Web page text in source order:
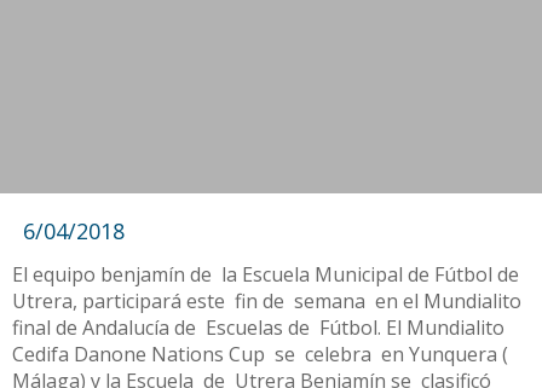
6/04/2018
El equipo benjamín de la Escuela Municipal de Fútbol de
Utrera, participará este fin de semana en el Mundialito
final de Andalucía de Escuelas de Fútbol. El Mundialito
Cedifa Danone Nations Cup se celebra en Yunquera (
Málaga) y la Escuela de Utrera Benjamín se clasificó